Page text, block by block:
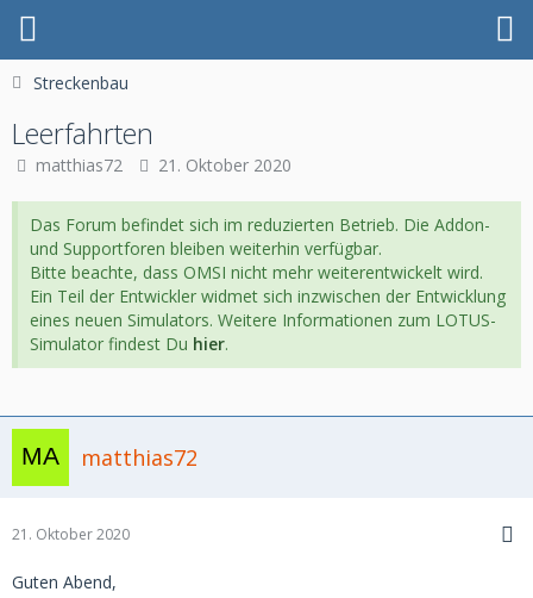
Streckenbau
Leerfahrten
matthias72 21. Oktober 2020
Das Forum befindet sich im reduzierten Betrieb. Die Addon-
und Supportforen bleiben weiterhin verfügbar.
Bitte beachte, dass OMSI nicht mehr weiterentwickelt wird.
Ein Teil der Entwickler widmet sich inzwischen der Entwicklung
eines neuen Simulators. Weitere Informationen zum LOTUS-
Simulator findest Du hier.
matthias72
21. Oktober 2020
Guten Abend,